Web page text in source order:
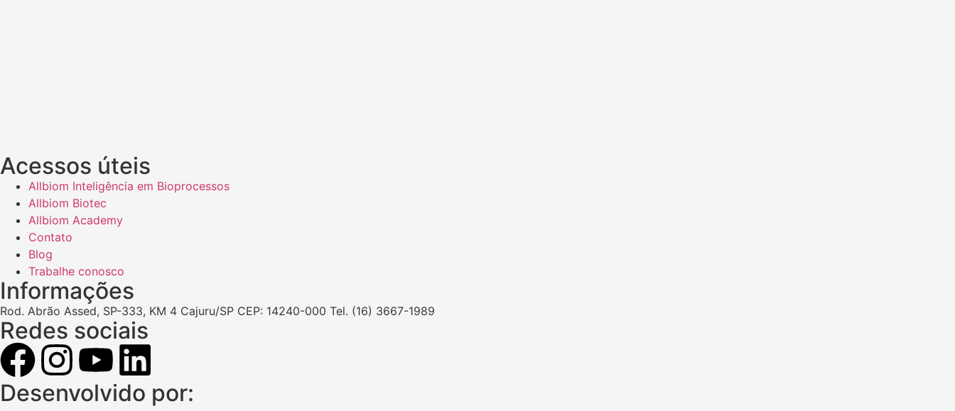
Acessos úteis
Allbiom Inteligência em Bioprocessos
Allbiom Biotec
Allbiom Academy
Contato
Blog
Trabalhe conosco
Informações
Rod. Abrão Assed, SP-333, KM 4 Cajuru/SP CEP: 14240-000 Tel. (16) 3667-1989
Redes sociais
Desenvolvido por: